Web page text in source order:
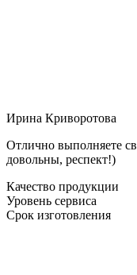
Ирина Криворотова
Отлично выполняете
довольны, респект!)
Качество продукции
Уровень сервиса
Срок изготовления